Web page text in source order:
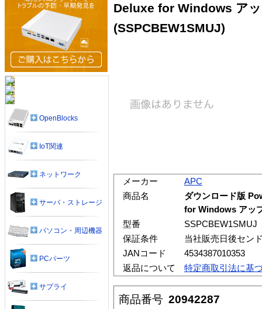
Deluxe for Windows ア
(SSPCBEW1SMUJ)
メーカー
APC
商品名
ダウンロード版
for Windows アッ
型番
SSPCBEW1SMUJ
保証条件
当社販売日後セン
JANコード
4534387010353
返品について
特定商取引法に基
商品番号 20942287
OpenBlocks
IoT関連
ネットワーク
サーバ・ストレージ
パソコン・周辺機器
PCパーツ
サプライ